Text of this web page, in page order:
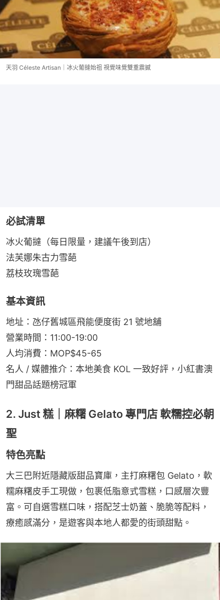
天羽 Céleste Artisan｜冰火葡撻始祖 視覺味覺雙重震撼
必試清單
冰火葡撻（每日限量，建議午後到店）
法芙娜朱古力雪葩
荔枝玫瑰雪葩
基本資訊
地址：氹仔舊城區飛能便度街 21 號地舖
營業時間：11:00-19:00
人均消費：MOP$45-65
名人 / 媒體推介：本地美食 KOL 一致好評，小紅書澳
門甜品話題榜冠軍
2. Just 糕｜麻糬 Gelato 專門店 軟糯控必朝
聖
特色亮點
大三巴附近隱藏版甜品寶庫，主打麻糬包 Gelato，軟
糯麻糬皮手工現做，包裹低脂意式雪糕，口感層次豐
富。可自選雪糕口味，搭配芝士奶蓋、脆脆等配料，
療癒感滿分，是遊客與本地人都愛的街頭甜點。